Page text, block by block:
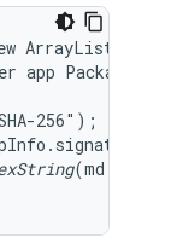
ArrayList<>();
PackageInfo
256");